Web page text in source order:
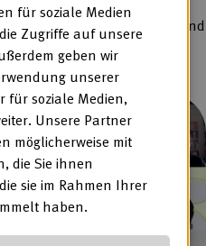
Bedürfnisse, Präferenzen und
Kontexte zu
für soziale Medien
Zugriffe auf unsere
geben wir
unserer
für soziale Medien,
Unsere Partner
möglicherweise mit
die Sie ihnen
sie im Rahmen Ihrer
haben.